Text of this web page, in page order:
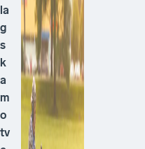
la
g
s
k
a
m
o
tv